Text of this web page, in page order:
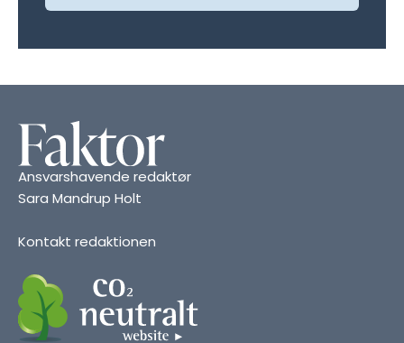
Ansvarshavende redaktør
Sara Mandrup Holt
Kontakt redaktionen